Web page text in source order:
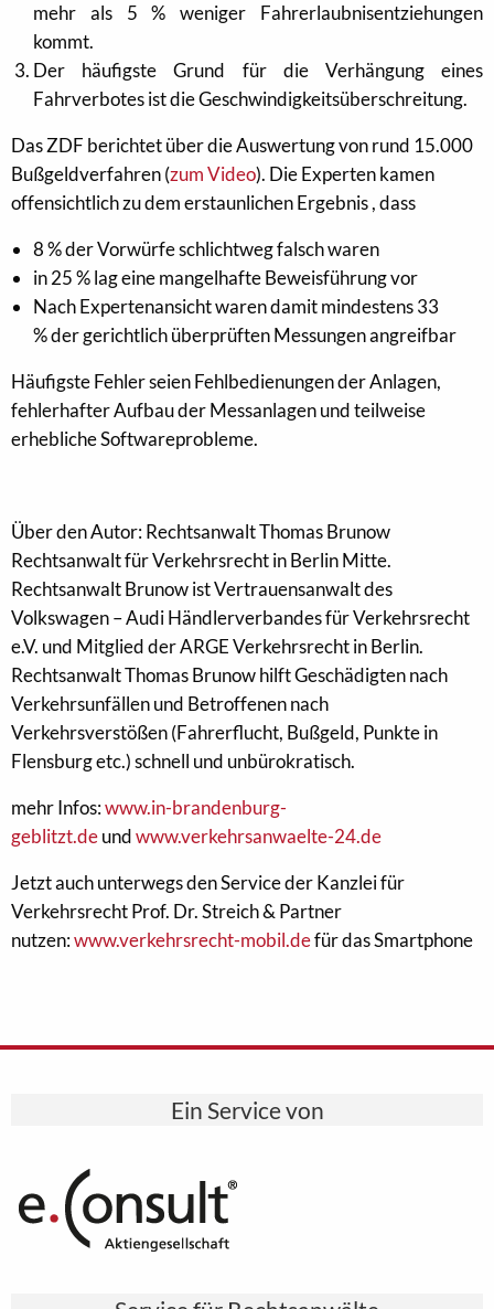
mehr als 5 % weniger Fahrerlaubnisentziehungen
kommt.
Der häufigste Grund für die Verhängung eines
Fahrverbotes ist die Geschwindigkeitsüberschreitung.
Das ZDF berichtet über die Auswertung von rund 15.000
Bußgeldverfahren (zum Video). Die Experten kamen
offensichtlich zu dem erstaunlichen Ergebnis , dass
8 % der Vorwürfe schlichtweg falsch waren
in 25 % lag eine mangelhafte Beweisführung vor
Nach Expertenansicht waren damit mindestens 33
% der gerichtlich überprüften Messungen angreifbar
Häufigste Fehler seien Fehlbedienungen der Anlagen,
fehlerhafter Aufbau der Messanlagen und teilweise
erhebliche Softwareprobleme.
Über den Autor: Rechtsanwalt Thomas Brunow
Rechtsanwalt für Verkehrsrecht in Berlin Mitte.
Rechtsanwalt Brunow ist Vertrauensanwalt des
Volkswagen – Audi Händlerverbandes für Verkehrsrecht
e.V. und Mitglied der ARGE Verkehrsrecht in Berlin.
Rechtsanwalt Thomas Brunow hilft Geschädigten nach
Verkehrsunfällen und Betroffenen nach
Verkehrsverstößen (Fahrerflucht, Bußgeld, Punkte in
Flensburg etc.) schnell und unbürokratisch.
mehr Infos:www.in-brandenburg-
geblitzt.deundwww.verkehrsanwaelte-24.de
Jetzt auch unterwegs den Service der Kanzlei für
Verkehrsrecht Prof. Dr. Streich & Partner
nutzen:www.verkehrsrecht-mobil.defür das Smartphone
Ein Service von